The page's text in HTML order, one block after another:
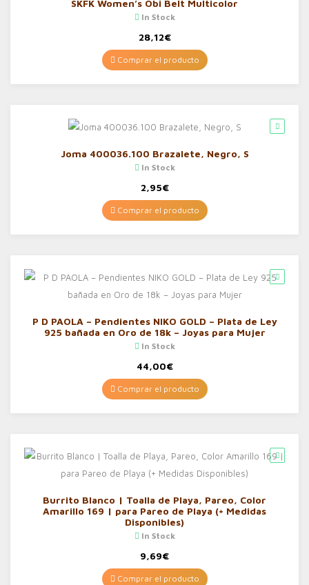
SKFK Women’s Obi Belt Multicolor
In Stock
28,12€
Comprar el producto
Joma 400036.100 Brazalete, Negro, S
In Stock
2,95€
Comprar el producto
P D PAOLA – Pendientes NIKO GOLD – Plata de Ley
925 bañada en Oro de 18k – Joyas para Mujer
In Stock
44,00€
Comprar el producto
Burrito Blanco | Toalla de Playa, Pareo, Color
Amarillo 169 | para Pareo de Playa (+ Medidas
Disponibles)
In Stock
9,69€
Comprar el producto